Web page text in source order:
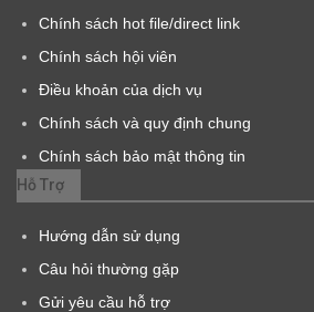
Chính sách hot file/direct link
Chính sách hội viên
Điều khoản của dịch vụ
Chính sách và quy định chung
Chính sách bảo mật thông tin
Hỗ Trợ
Hướng dẫn sử dụng
Câu hỏi thường gặp
Gửi yêu cầu hỗ trợ